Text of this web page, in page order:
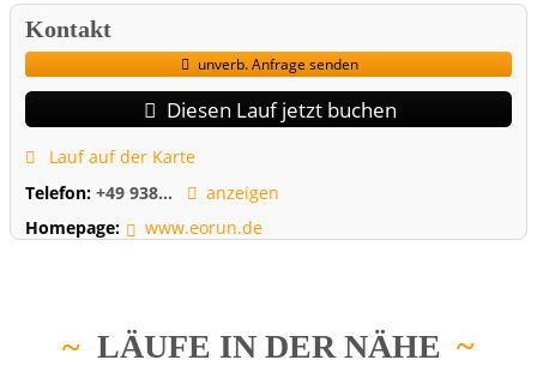
Wir freuen uns, bereits zum 5. Mal dieses Sportevent
auszurichten und jährlich Zuwachs an begeisterten Läufern
zu bekommen. Bei uns werden nicht nur die schnellsten
Läufer und Läuferinnen gekürt, sondern auch die größten
Teams!
Runden sein. Die Gesamtlänge der Strecke sind 4 bzw. 7,5
km.
Kontakt
unverb. Anfrage senden
Diesen Lauf jetzt buchen
Lauf auf der Karte
Telefon: +49 938...
anzeigen
Homepage:
www.eorun.de
LÄUFE IN DER NÄHE